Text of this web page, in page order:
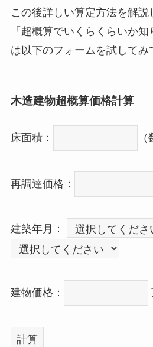
この後詳しい算定方法を解
「超概算でいくらくらいか
は以下のフォームを試してみ
木造建物超概算価格計算
床面積：
再調達価格：
建築年月：
建物価格：
計算